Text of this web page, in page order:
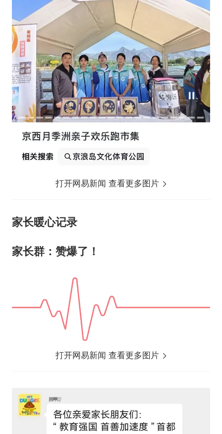
打开网易新闻 查看更多图片
家长暖心记录
家长群：赞爆了！
打开网易新闻 查看更多图片